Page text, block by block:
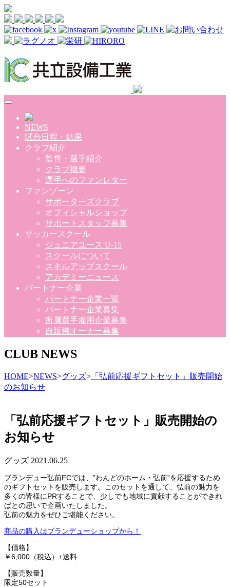
Skip to main content
NEWS
試合日程・結果
クラブ紹介
監督・選手紹介
クラブ概要
選手へのファンレター
ファンゾーン
サポーターズクラブ
オフィシャルショップ
サポートスタッフ募集
サッカースクール
ジュニアユース U-15
スクールについて
スキルアップスクール
アカデミーニュース
パートナー企業
パートナー企業一覧
パートナー企業募集
所属選手雇用企業募集
自販機オーナー募集
CLUB NEWS
HOME>NEWS>グッズ> 「弘前応援ギフトセット」販売開始
のお知らせ
「弘前応援ギフトセット」販売開始の
お知らせ
グッズ 2021.06.25
ブランデュー弘前FCでは、”わんどのホーム・弘前”を応援するため
のギフトセットを販売します。このセットを通して、弘前の魅力を
多くの皆様にPRすることで、少しでも地域に貢献することができれ
ばとの思いで企画いたしました。
弘前の魅力をぜひご堪能ください。
商品の購入はブランデューショップから！
【価格】
￥6,000（税込）+送料
【販売数量】
限定50セット